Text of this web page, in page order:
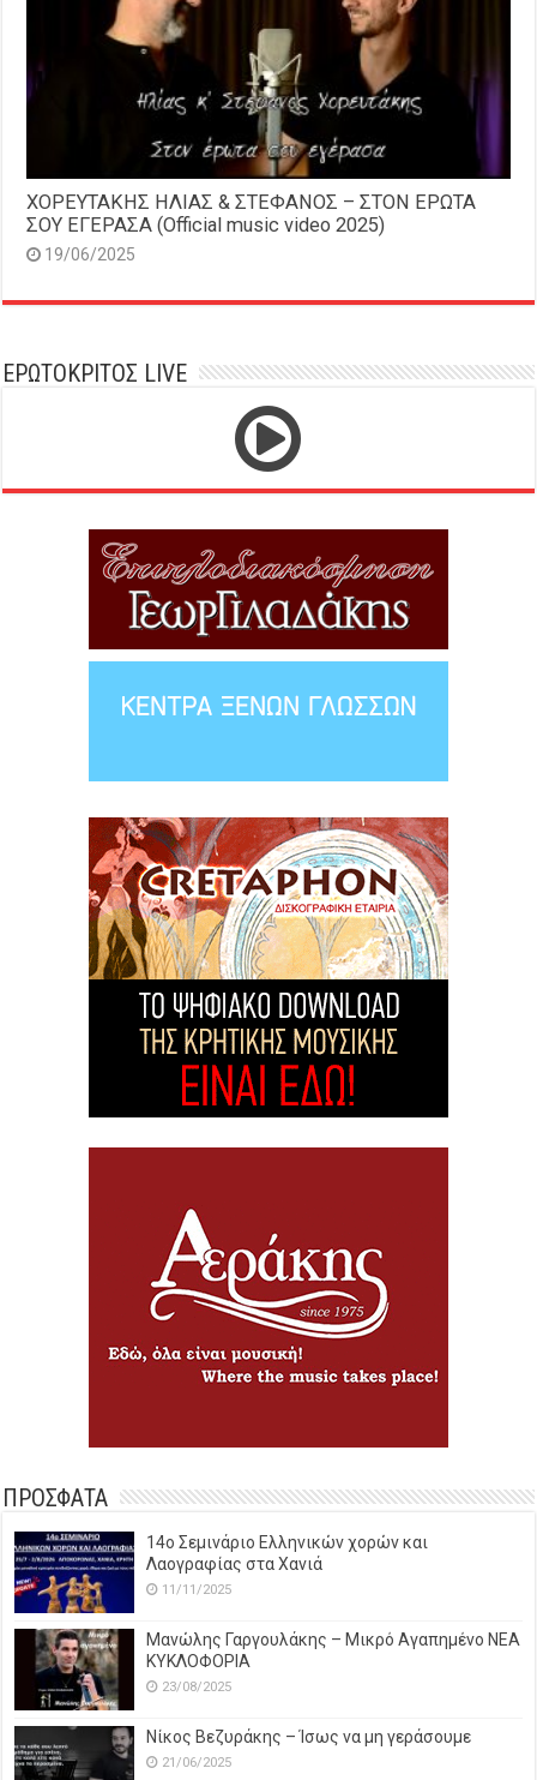
ΧΟΡΕΥΤΑΚΗΣ ΗΛΙΑΣ & ΣΤΕΦΑΝΟΣ – ΣΤΟΝ ΕΡΩΤΑ
ΣΟΥ ΕΓΕΡΑΣΑ (Official music video 2025)
19/06/2025
ΕΡΩΤΟΚΡΙΤΟΣ LIVE
ΠΡΟΣΦΑΤΑ
14o Σεμινάριο Ελληνικών χορών και
Λαογραφίας στα Χανιά
11/11/2025
Μανώλης Γαργουλάκης – Μικρό Αγαπημένο NEΑ
ΚΥΚΛΟΦΟΡΙΑ
23/08/2025
Νίκος Βεζυράκης – Ίσως να μη γεράσουμε
21/06/2025